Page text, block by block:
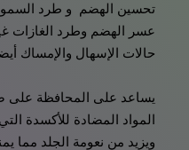
تحسين الهضم و طرد
عسر الهضم وطرد الغازات
حالات الإسهال والإمساك
يساعد على المحافظة
المواد المضادة للأكسدة
ويزيد من نعومة الجلد مما